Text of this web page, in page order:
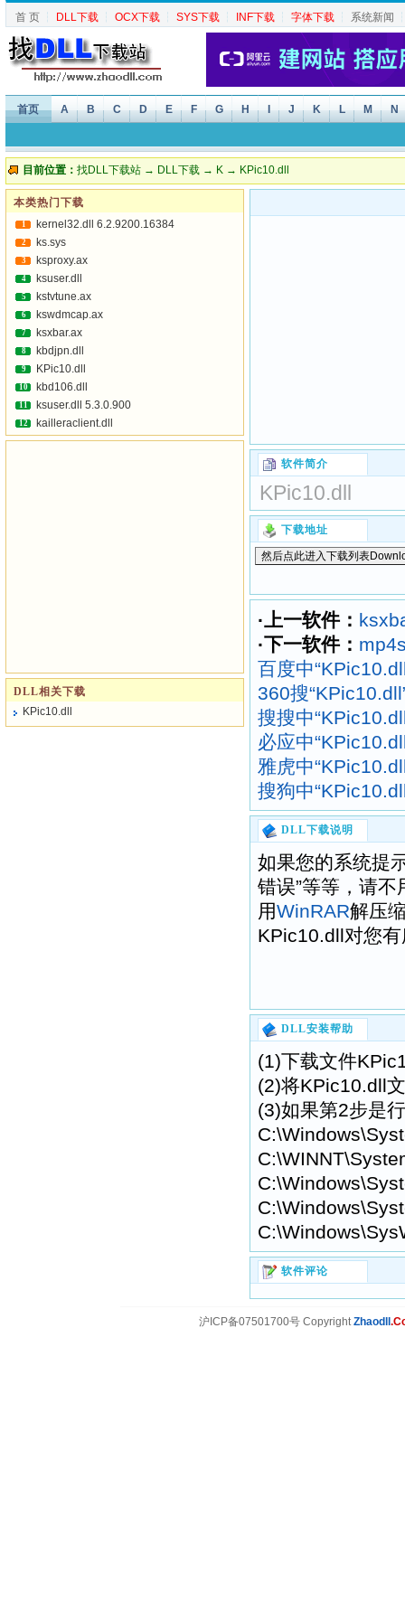
首 页 ┆ DLL下载 ┆ OCX下载 ┆ SYS下载 ┆ INF下载 ┆ 字体下载 ┆ 系统新闻
首页 A B C D E F G H J K L M N
目前位置： 找DLL下载站 → DLL下载 → K → KPic10.dll
软件简介
KPic10.dll
下载地址
·上一软件：
·下一软件：
百度中
360搜
搜搜中
必应中
雅虎中
搜狗中
DLL下载说明
如果您的系统提
错误”等等，请
用WinRAR解压
KPic10.dll对您
DLL安装帮助
(1)下载文件
(2)将KPic10.dll
(3)如果第2步是
软件评论
本类热门下载
1 kernel32.dll 6.2.9200.16384
2 ks.sys
3 ksproxy.ax
4 ksuser.dll
5 kstvtune.ax
6 kswdmcap.ax
7 ksxbar.ax
8 kbdjpn.dll
9 KPic10.dll
10 kbd106.dll
11 ksuser.dll 5.3.0.900
12 kailleraclient.dll
DLL相关下载
KPic10.dll
沪ICP备07501700号 CopyrightZhaodll